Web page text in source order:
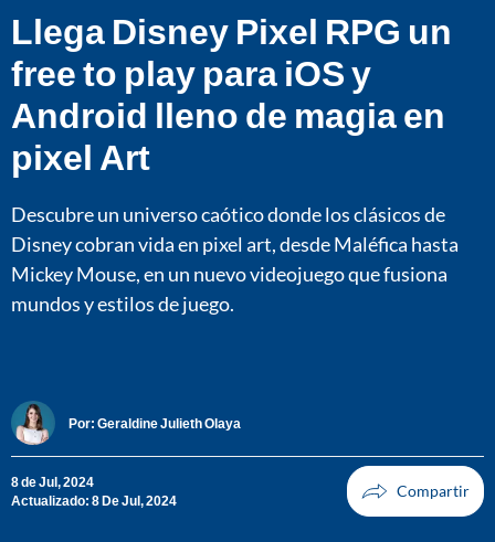
Llega Disney Pixel RPG un
free to play para iOS y
Android lleno de magia en
pixel Art
Descubre un universo caótico donde los clásicos de
Disney cobran vida en pixel art, desde Maléfica hasta
Mickey Mouse, en un nuevo videojuego que fusiona
mundos y estilos de juego.
Por: Geraldine Julieth Olaya
8 de Jul, 2024
Actualizado: 8 De Jul, 2024